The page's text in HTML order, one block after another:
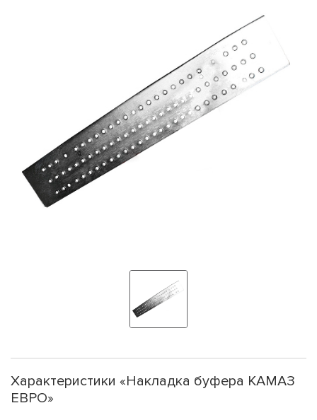
Характеристики «Накладка буфера КАМАЗ
ЕВРО»